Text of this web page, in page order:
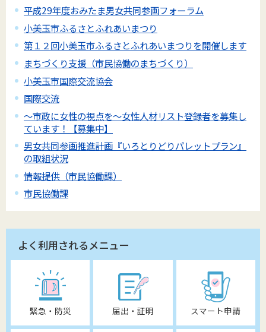
平成29年度おみたま男女共同参画フォーラム
小美玉市ふるさとふれあいまつり
第１２回小美玉市ふるさとふれあいまつりを開催します
まちづくり支援（市民協働のまちづくり）
小美玉市国際交流協会
国際交流
～市政に女性の視点を～女性人材リスト登録者を募集し
ています！【募集中】
男女共同参画推進計画『いろとりどりパレットプラン』
の取組状況
情報提供（市民協働課）
市民協働課
よく利用されるメニュー
緊急・防災 届出・証明 スマート申請